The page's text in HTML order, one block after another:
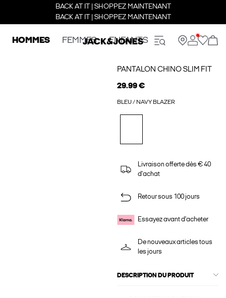
BACK AT IT | SHOPPEZ MAINTENANT
BACK AT IT | SHOPPEZ MAINTENANT
HOMMES FEMMES ENFANTS
PANTALON CHINO SLIM FIT
29.99 €
BLEU / NAVY BLAZER
Livraison offerte dès € 40
d'achat
Retour sous 100 jours
Essayez avant d'acheter
De nouveaux articles tous
les jours
DESCRIPTION DU PRODUIT